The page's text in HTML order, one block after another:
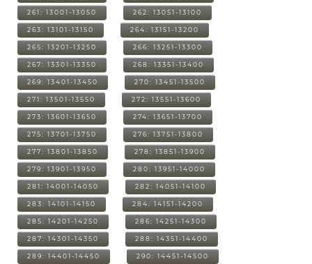
261: 13001-13050 262: 13051-13100
263: 13101-13150 264: 13151-13200
265: 13201-13250 266: 13251-13300
267: 13301-13350 268: 13351-13400
269: 13401-13450 270: 13451-13500
271: 13501-13550 272: 13551-13600
273: 13601-13650 274: 13651-13700
275: 13701-13750 276: 13751-13800
277: 13801-13850 278: 13851-13900
279: 13901-13950 280: 13951-14000
281: 14001-14050 282: 14051-14100
283: 14101-14150 284: 14151-14200
285: 14201-14250 286: 14251-14300
287: 14301-14350 288: 14351-14400
289: 14401-14450 290: 14451-14500